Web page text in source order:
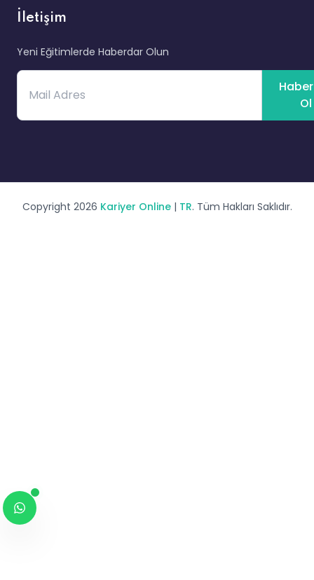
İletişim
Yeni Eğitimlerde Haberdar Olun
Ol
Copyright 2026 Kariyer Online| TR. Tüm Hakları Saklıdır.